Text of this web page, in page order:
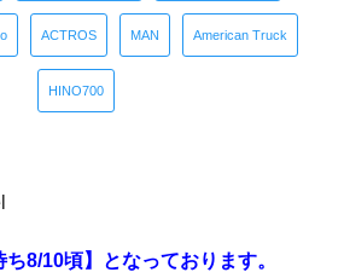
ACTROS MAN American Truck
HINO700
8/10頃】となっております。